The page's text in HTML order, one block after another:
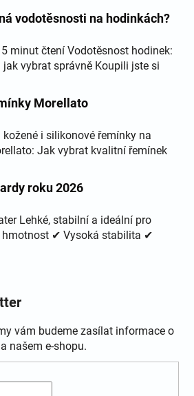
vodotěsnosti na hodinkách?
minut čtení Vodotěsnost hodinek:
vybrat správně Koupili jste si
Morellato
i silikonové řemínky na
Jak vybrat kvalitní řemínek
roku 2026
Lehké, stabilní a ideální pro
✔ Vysoká stabilita ✔
vám budeme zasílat informace o
našem e-shopu.